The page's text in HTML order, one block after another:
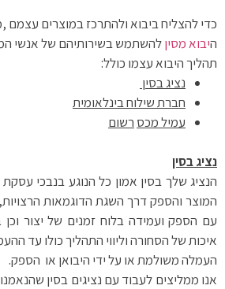
כדי להצליח ביבוא ולהתרכז במוצרים עצמם
היבוא מסיןלהשתמש בשירותיהם של אנשי
תהליך היבוא עצמו כולל:
נציג בסין
חברת שילוח בינלאומית
עמיל מכס רשום
נציג בסין
הנציג שלך בסין אמון כל הנוגע בנבכי
המוצר והספק דרך השגת הדוגמאות
עם הספק ועמידה בלוח זמנים של יצור
איכות של הסחורה וליווי התהליך כולו עד
העמלה משולמת או על ידי היבואן או הספק.
אנו ממליצים לעבוד עם נציגים בסין